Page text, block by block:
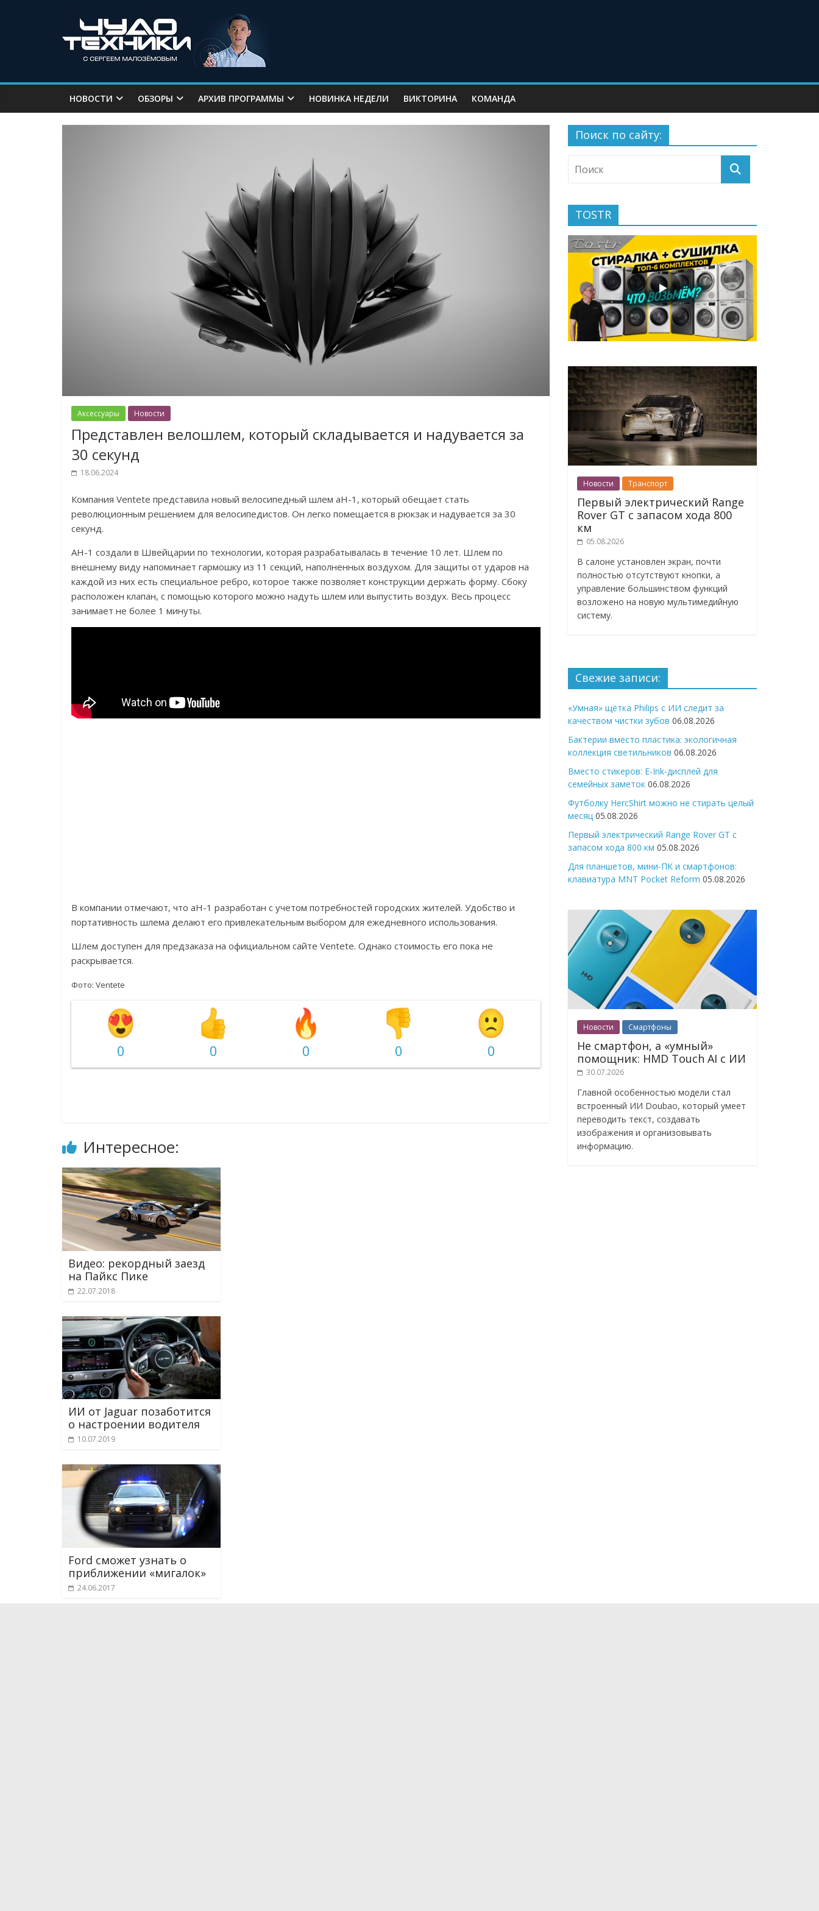
НОВОСТИ ОБЗОРЫ АРХИВ ПРОГРАММЫ НОВИНКА НЕДЕЛИ ВИКТОРИНА КОМАНДА
Аксессуары Новости
Представлен велошлем, который складывается и надувается за
30 секунд
18.06.2024
Компания Ventete представила новый велосипедный шлем aH-1, который обещает стать
революционным решением для велосипедистов. Он легко помещается в рюкзак и надувается за 30
секунд.
AH-1 создали в Швейцарии по технологии, которая разрабатывалась в течение 10 лет. Шлем по
внешнему виду напоминает гармошку из 11 секций, наполненных воздухом. Для защиты от ударов на
каждой из них есть специальное ребро, которое также позволяет конструкции держать форму. Сбоку
расположен клапан, с помощью которого можно надуть шлем или выпустить воздух. Весь процесс
занимает не более 1 минуты.
В компании отмечают, что aH-1 разработан с учетом потребностей городских жителей. Удобство и
портативность шлема делают его привлекательным выбором для ежедневного использования.
Шлем доступен для предзаказа на официальном сайте Ventete. Однако стоимость его пока не
раскрывается.
Фото: Ventete
0 0 0 0 0
Интересное:
Видео: рекордный заезд
на Пайкс Пике
22.07.2018
ИИ от Jaguar позаботится
о настроении водителя
10.07.2019
Ford сможет узнать о
приближении «мигалок»
24.06.2017
Поиск по сайту:
TOSTR
Новости Транспорт
Первый электрический Range
Rover GT с запасом хода 800
км
05.08.2026
В салоне установлен экран, почти
полностью отсутствуют кнопки, а
управление большинством функций
возложено на новую мультимедийную
систему.
Свежие записи:
«Умная» щётка Philips с ИИ следит за
качеством чистки зубов 06.08.2026
Бактерии вместо пластика: экологичная
коллекция светильников 06.08.2026
Вместо стикеров: E-Ink-дисплей для
семейных заметок 06.08.2026
Футболку HercShirt можно не стирать целый
месяц 05.08.2026
Первый электрический Range Rover GT с
запасом хода 800 км 05.08.2026
Для планшетов, мини-ПК и смартфонов:
клавиатура MNT Pocket Reform 05.08.2026
Новости Смартфоны
Не смартфон, а «умный»
помощник: HMD Touch AI с ИИ
30.07.2026
Главной особенностью модели стал
встроенный ИИ Doubao, который умеет
переводить текст, создавать
изображения и организовывать
информацию.